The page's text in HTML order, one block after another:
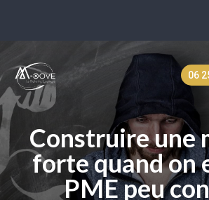
06
Construire une
forte quand on
PME peu